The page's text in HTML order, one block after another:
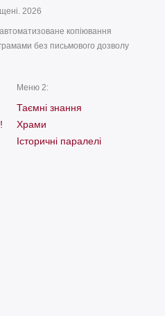
2026
копіювання
без письмового дозволу
Меню 2:
Таємні знання
Храми
Історичні паралелі